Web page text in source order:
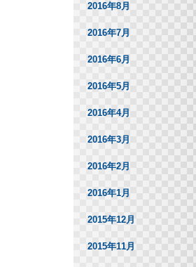
2016年8月
2016年7月
2016年6月
2016年5月
2016年4月
2016年3月
2016年2月
2016年1月
2015年12月
2015年11月